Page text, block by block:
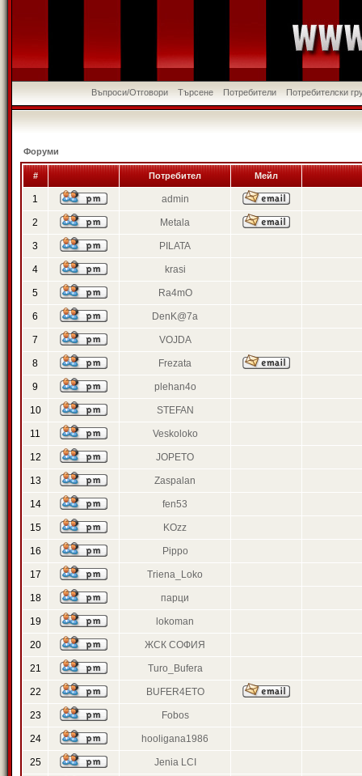
Въпроси/Отговори Търсене Потребители Потребителски
Форуми
# Потребител Мейл
1 admin
2 Metala
3 PILATA
4 krasi
5 Ra4mO
6 DenK@7a
7 VOJDA
8 Frezata
9 plehan4o
10 STEFAN
11 Veskoloko
12 JOPETO
13 Zaspalan
14 fen53
15 KOzz
16 Pippo
17 Triena_Loko
18 парци
19 lokoman
20 ЖСК СОФИЯ
21 Turo_Bufera
22 BUFER4ETO
23 Fobos
24 hooligana1986
25 Jenia LCI